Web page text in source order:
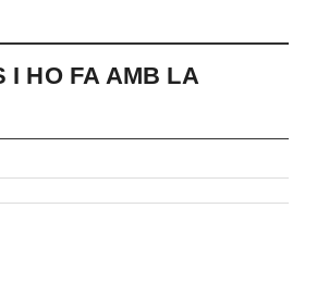
I HO FA AMB LA